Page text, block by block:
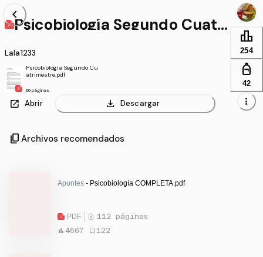
chevron_left
Psicobiología Segundo Cuatri
mestre.pdf
Lala1233
Psicobiología Segundo Cu
atrimestre.pdf
66 páginas
open_in_new Abrir download Descargar
leaderboard
254
personal_bag
42
more_vert
content_copy Archivos recomendados
Apuntes - Psicobiología COMPLETA.pdf
PDF
112 páginas
4667
122